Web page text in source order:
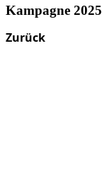
Kampagne 2025
Zurück